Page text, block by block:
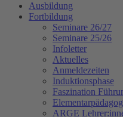
Ausbildung
Fortbildung
Seminare 26/27
Seminare 25/26
Infoletter
Aktuelles
Anmeldezeiten
Induktionsphase
Faszination
ARGE